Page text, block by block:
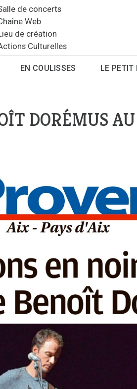
de concerts
Web
de création
Culturelles
EN COULISSES LE PETIT
DORÉMUS